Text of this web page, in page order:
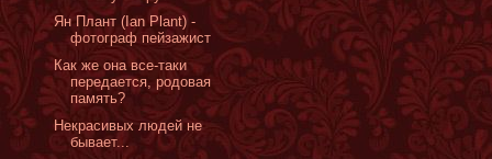
Ян Плант (Ian Plant) -
фотограф пейзажист
Как же она все-таки
передается, родовая
память?
Некрасивых людей не
бывает...